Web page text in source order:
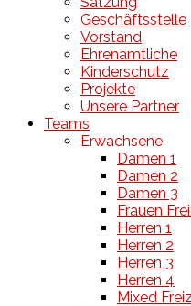
Geschäftsstelle
Vorstand
Ehrenamtliche
Kinderschutz
Projekte
Unsere Partner
Teams
Erwachsene
Damen 1
Damen 2
Damen 3
Frauen
Herren 1
Herren 2
Herren 3
Herren 4
Mixed